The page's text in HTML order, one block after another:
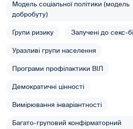
Модель соціальної політики (модель
добробуту)
Групи ризику Залучені до секс-
Уразливі групи населення
Програми профілактики ВІЛ
Демократичні цінності
Вимірювання інваріантності
Багато-груповий конфірматорний